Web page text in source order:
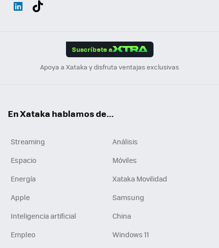
Suscríbete a
Apoya a Xataka y disfruta ventajas exclusivas
En Xataka hablamos de...
Streaming
Análisis
Espacio
Móviles
Energía
Xataka Movilidad
Apple
Samsung
Inteligencia artificial
China
Empleo
Windows 11